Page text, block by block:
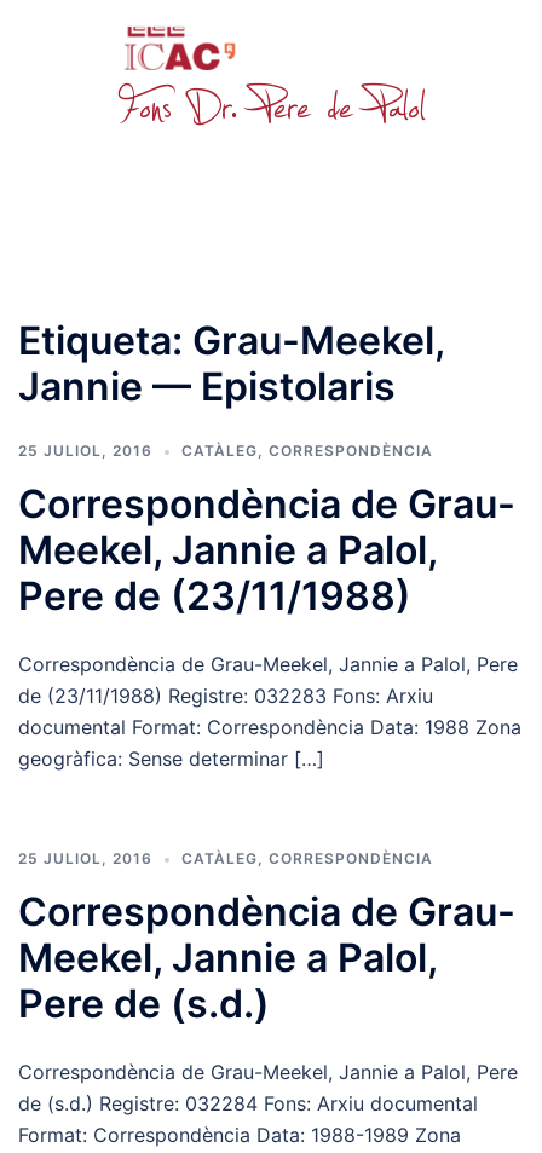
Etiqueta: Grau-Meekel,
Jannie — Epistolaris
25 JULIOL, 2016 CATÀLEG, CORRESPONDÈNCIA
Correspondència de Grau-
Meekel, Jannie a Palol,
Pere de (23/11/1988)
Correspondència de Grau-Meekel, Jannie a Palol, Pere
de (23/11/1988) Registre: 032283 Fons: Arxiu
documental Format: Correspondència Data: 1988 Zona
geogràfica: Sense determinar […]
25 JULIOL, 2016 CATÀLEG, CORRESPONDÈNCIA
Correspondència de Grau-
Meekel, Jannie a Palol,
Pere de (s.d.)
Correspondència de Grau-Meekel, Jannie a Palol, Pere
de (s.d.) Registre: 032284 Fons: Arxiu documental
Format: Correspondència Data: 1988-1989 Zona